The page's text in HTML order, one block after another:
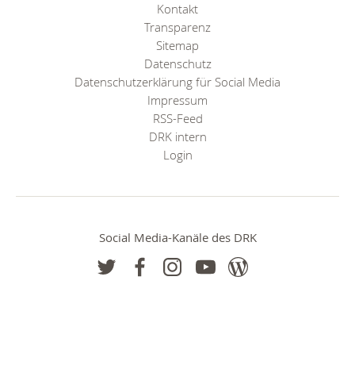
Kontakt
Transparenz
Sitemap
Datenschutz
Datenschutzerklärung für Social Media
Impressum
RSS-Feed
DRK intern
Login
Social Media-Kanäle des DRK